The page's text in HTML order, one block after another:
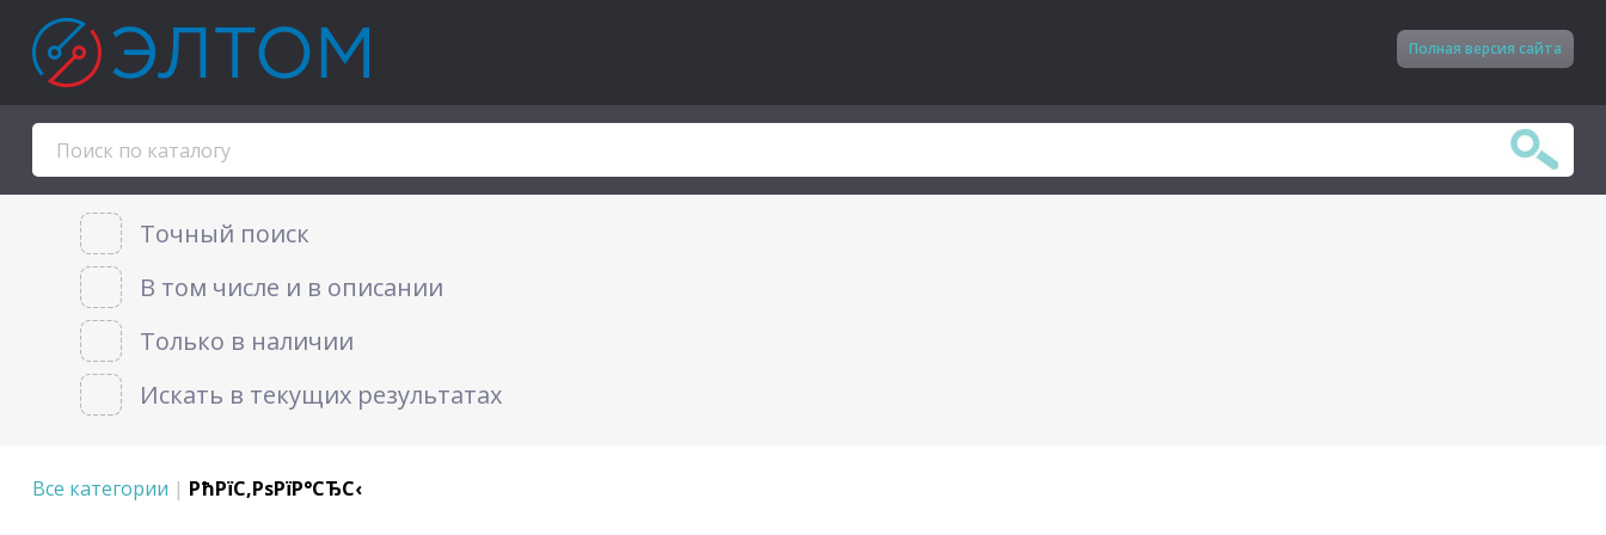
Полная версия сайта
Точный поиск
В том числе и в описании
Только в наличии
Искать в текущих результатах
Все категории | РћРїС‚РѕРїР°СЂС‹